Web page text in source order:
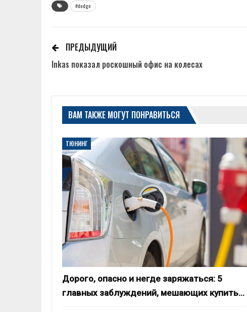
#dodge
ПРЕДЫДУЩИЙ
Inkas показал роскошный офис на колесах
ВАМ ТАКЖЕ МОГУТ ПОНРАВИТЬСЯ
ТЮНИНГ
Дорого, опасно и негде заряжаться: 5
главных заблуждений, мешающих купить…